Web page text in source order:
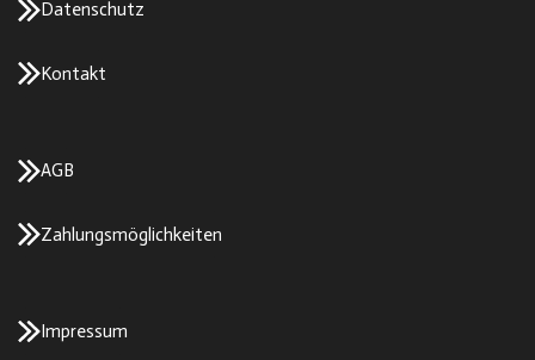
Datenschutz
Kontakt
AGB
Zahlungsmöglichkeiten
Impressum